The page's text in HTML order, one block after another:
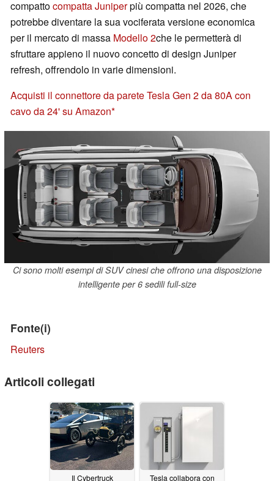
compattocompatta Juniperpiù compatta nel 2026, che
potrebbe diventare la sua vociferata versione economica
per il mercato di massa Modello 2che le permetterà di
sfruttare appieno il nuovo concetto di design Juniper
refresh, offrendolo in varie dimensioni.
Acquisti il connettore da parete Tesla Gen 2 da 80A con
cavo da 24' su Amazon
Ci sono molti esempi di SUV cinesi che offrono una disposizione
intelligente per 6 sedili full-size
Fonte(i)
Reuters
Articoli collegati
Il Cybertruck
Tesla collabora con